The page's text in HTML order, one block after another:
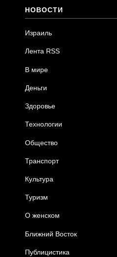
НОВОСТИ
Израиль
Лента RSS
В мире
Деньги
Здоровье
Технологии
Общество
Транспорт
Культура
Туризм
О женском
Ближний Восток
Публицистика